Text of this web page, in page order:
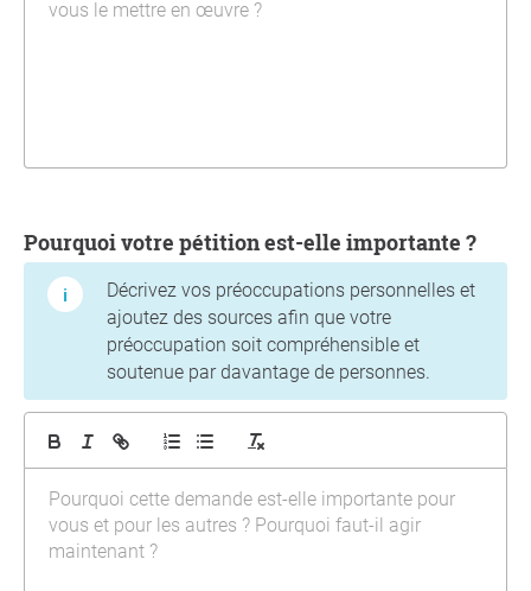
Pourquoi votre pétition est-elle importante ?
Décrivez vos préoccupations personnelles et
ajoutez des sources afin que votre
préoccupation soit compréhensible et
soutenue par davantage de personnes.